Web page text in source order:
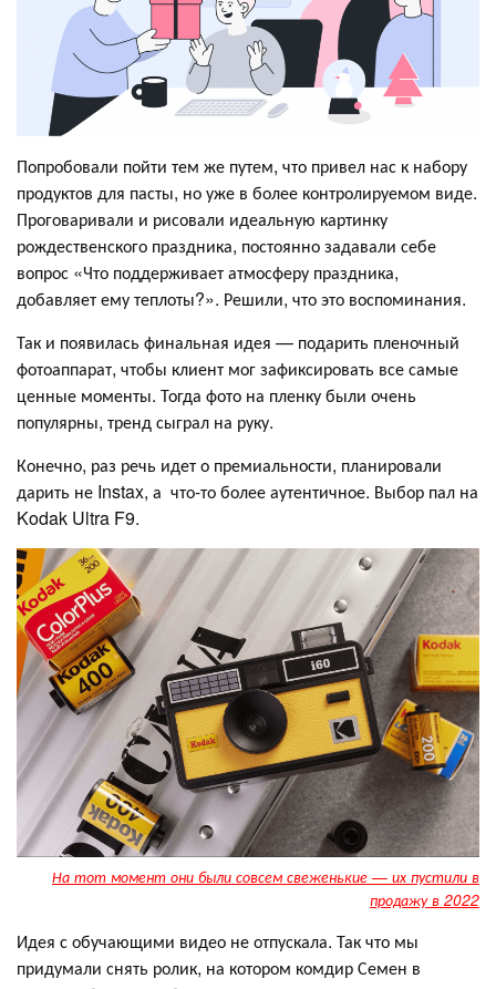
Попробовали пойти тем же путем, что привел нас к набору
продуктов для пасты, но уже в более контролируемом виде.
Проговаривали и рисовали идеальную картинку
рождественского праздника, постоянно задавали себе
вопрос «Что поддерживает атмосферу праздника,
добавляет ему теплоты?». Решили, что это воспоминания.
Так и появилась финальная идея — подарить пленочный
фотоаппарат, чтобы клиент мог зафиксировать все самые
ценные моменты. Тогда фото на пленку были очень
популярны, тренд сыграл на руку.
Конечно, раз речь идет о премиальности, планировали
дарить не Instax, а что-то более аутентичное. Выбор пал на
Kodak Ultra F9.
На тот момент они были совсем свеженькие — их пустили в
продажу в 2022
Идея с обучающими видео не отпускала. Так что мы
придумали снять ролик, на котором комдир Семен в